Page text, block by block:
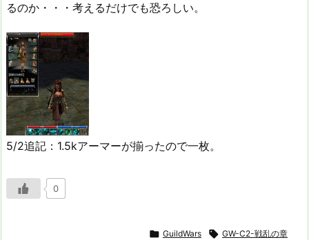
るのか・・・考えるだけでも恐ろしい。
5/2追記：1.5kアーマーが揃ったので一枚。
0
 GuildWars  GW-C2-戦乱の章